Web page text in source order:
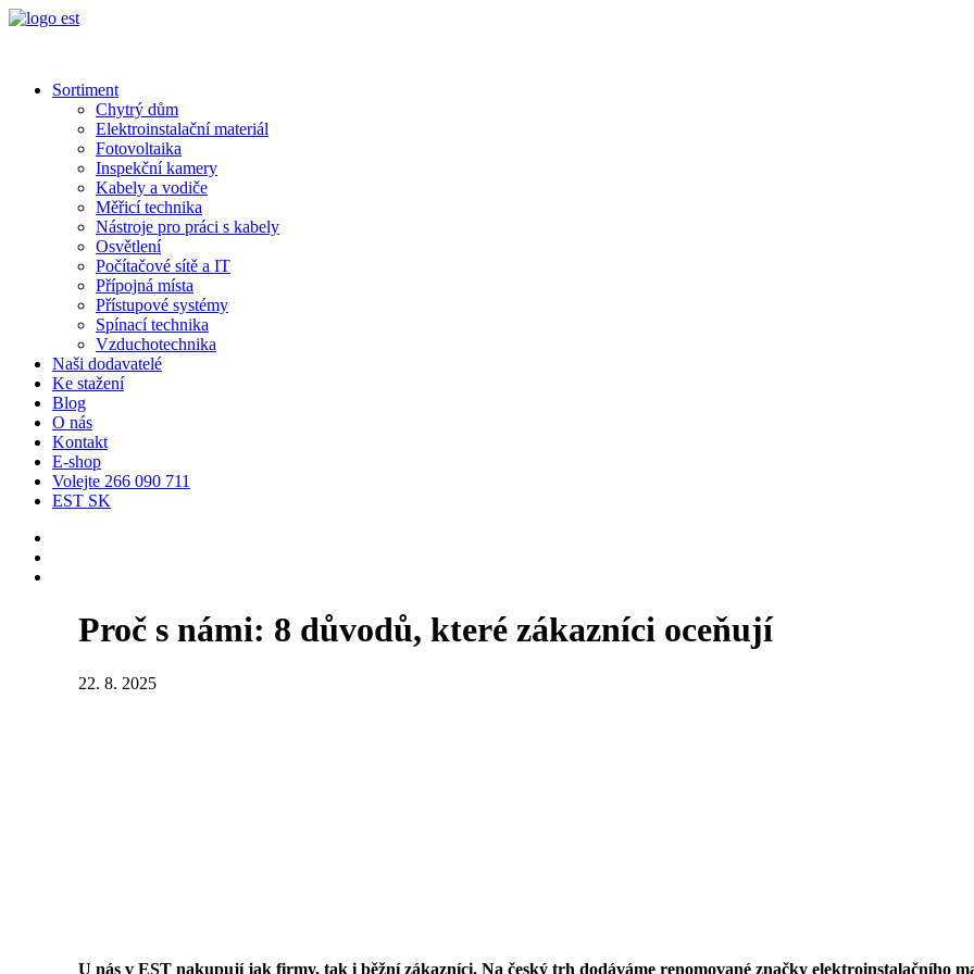
Sortiment
Chytrý dům
Elektroinstalační materiál
Fotovoltaika
Inspekční kamery
Kabely a vodiče
Měřicí technika
Nástroje pro práci s kabely
Osvětlení
Počítačové sítě a IT
Přípojná místa
Přístupové systémy
Spínací technika
Vzduchotechnika
Naši dodavatelé
Ke stažení
Blog
O nás
Kontakt
E-shop
Volejte 266 090 711
EST SK
Proč s námi: 8 důvodů, které zákazníci oceňují
22. 8. 2025
U nás v EST nakupují jak firmy, tak i běžní zákazníci. Na český trh dodáváme renomované značky elektroinstalačního